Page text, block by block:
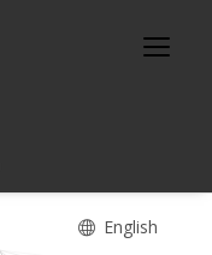
English